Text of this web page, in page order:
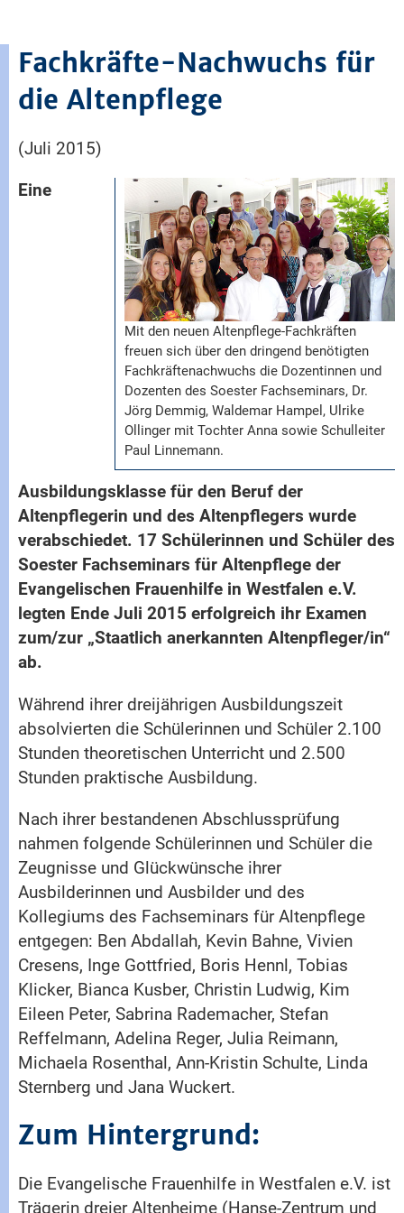
Fachkräfte-Nachwuchs für
die Altenpflege
(Juli 2015)
Mit den neuen Altenpflege-Fachkräften
freuen sich über den dringend benötigten
Fachkräftenachwuchs die Dozentinnen und
Dozenten des Soester Fachseminars, Dr.
Jörg Demmig, Waldemar Hampel, Ulrike
Ollinger mit Tochter Anna sowie Schulleiter
Paul Linnemann.
Eine
Ausbildungsklasse für den Beruf der
Altenpflegerin und des Altenpflegers wurde
verabschiedet. 17 Schülerinnen und Schüler des
Soester Fachseminars für Altenpflege der
Evangelischen Frauenhilfe in Westfalen e.V.
legten Ende Juli 2015 erfolgreich ihr Examen
zum/zur „Staatlich anerkannten Altenpfleger/in“
ab.
Während ihrer dreijährigen Ausbildungszeit
absolvierten die Schülerinnen und Schüler 2.100
Stunden theoretischen Unterricht und 2.500
Stunden praktische Ausbildung.
Nach ihrer bestandenen Abschlussprüfung
nahmen folgende Schülerinnen und Schüler die
Zeugnisse und Glückwünsche ihrer
Ausbilderinnen und Ausbilder und des
Kollegiums des Fachseminars für Altenpflege
entgegen: Ben Abdallah, Kevin Bahne, Vivien
Cresens, Inge Gottfried, Boris Hennl, Tobias
Klicker, Bianca Kusber, Christin Ludwig, Kim
Eileen Peter, Sabrina Rademacher, Stefan
Reffelmann, Adelina Reger, Julia Reimann,
Michaela Rosenthal, Ann-Kristin Schulte, Linda
Sternberg und Jana Wuckert.
Zum Hintergrund:
Die Evangelische Frauenhilfe in Westfalen e.V. ist
Trägerin dreier Altenheime (Hanse-Zentrum und